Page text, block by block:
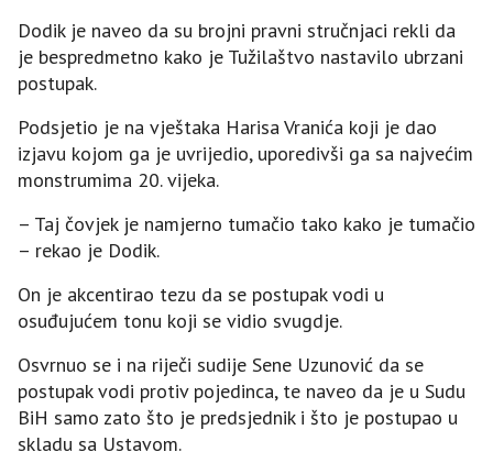
Dodik je naveo da su brojni pravni stručnjaci rekli da
je bespredmetno kako je Tužilaštvo nastavilo ubrzani
postupak.
Podsjetio je na vještaka Harisa Vranića koji je dao
izjavu kojom ga je uvrijedio, uporedivši ga sa najvećim
monstrumima 20. vijeka.
– Taj čovjek je namjerno tumačio tako kako je tumačio
– rekao je Dodik.
On je akcentirao tezu da se postupak vodi u
osuđujućem tonu koji se vidio svugdje.
Osvrnuo se i na riječi sudije Sene Uzunović da se
postupak vodi protiv pojedinca, te naveo da je u Sudu
BiH samo zato što je predsjednik i što je postupao u
skladu sa Ustavom.